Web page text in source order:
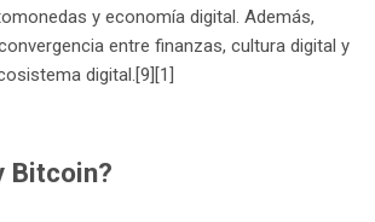
y economía digital. Además,
entre finanzas, cultura digital y
digital.[9][1]
Bitcoin?